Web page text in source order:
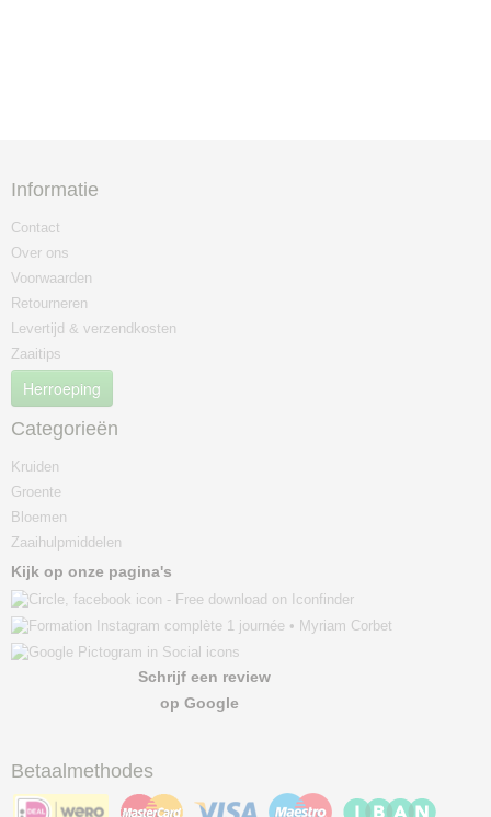
Informatie
Contact
Over ons
Voorwaarden
Retourneren
Levertijd & verzendkosten
Zaaitips
Herroeping
Categorieën
Kruiden
Groente
Bloemen
Zaaihulpmiddelen
Kijk op onze pagina's
Schrijf een review
op Google
Betaalmethodes